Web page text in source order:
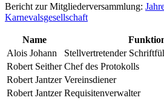
Bericht zur Mitgliederversammlung:
Karnevalsgesellschaft
Name
Alois Johann
Stellvertretender
Robert Seither Chef des Protokolls
Robert Jantzer Vereinsdiener
Robert Jantzer Requisitenverwalter